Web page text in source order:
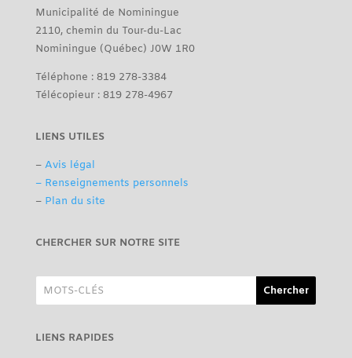
Municipalité de Nominingue
2110, chemin du Tour-du-Lac
Nominingue (Québec) J0W 1R0
Téléphone : 819 278-3384
Télécopieur : 819 278-4967
LIENS UTILES
– Avis légal
– Renseignements personnels
– Plan du site
CHERCHER SUR NOTRE SITE
LIENS RAPIDES